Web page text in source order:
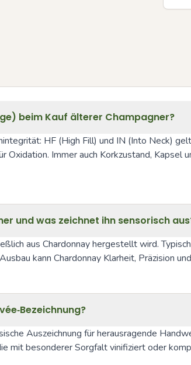
beim Kauf älterer Champagner?
HF (High Fill) und IN (Into Neck)
Oxidation. Immer auch Korkzustand,
und was zeichnet ihn sensorisch
aus Chardonnay hergestellt wird.
kann Chardonnay Klarheit, Präzision
Auszeichnung für herausragende
mit besonderer Sorgfalt vinifiziert oder